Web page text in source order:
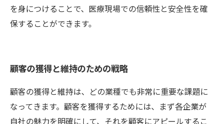
を身につけることで、医療現場での信頼性と安全性を確
保することができます。
顧客の獲得と維持のための戦略
顧客の獲得と維持は、どの業種でも非常に重要な課題に
なってきます。顧客を獲得するためには、まず各企業が
自社の魅力を明確にして、それを顧客にアピールするこ